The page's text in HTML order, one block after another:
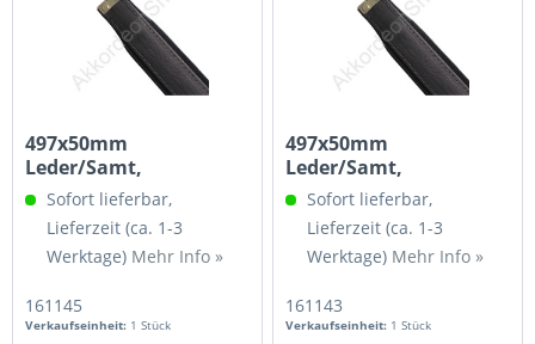
497x50mm
Leder/Samt,
Spindelgewinde 3/16
Sofort lieferbar,
Lieferzeit (ca. 1-3
Werktage) Mehr Info »
161145
Verkaufseinheit: 1 Stück
497x50mm
Leder/Samt,
Spindelgewinde M4
Sofort lieferbar,
Lieferzeit (ca. 1-3
Werktage) Mehr Info »
161143
Verkaufseinheit: 1 Stück